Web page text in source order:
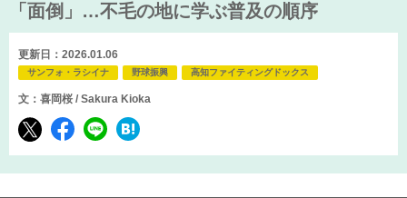
「面倒」…不毛の地に学ぶ普及の順序
更新日：2026.01.06
サンフォ・ラシイナ 野球振興 高知ファイティングドックス
文：喜岡桜 / Sakura Kioka